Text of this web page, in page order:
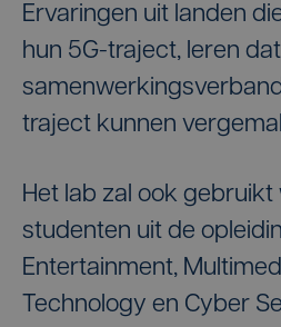
Ervaringen uit landen
hun 5G-traject, leren dat
traject kunnen
Het lab zal ook
studenten uit de
Entertainment,
Technology en Cyber